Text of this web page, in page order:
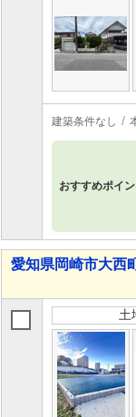
建築条件なし
おすすめポイン
愛知県岡崎市大西
土